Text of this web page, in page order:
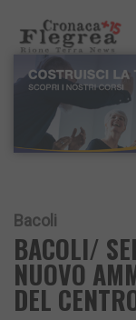
Bacoli
BACOLI/
NUOVO
DEL